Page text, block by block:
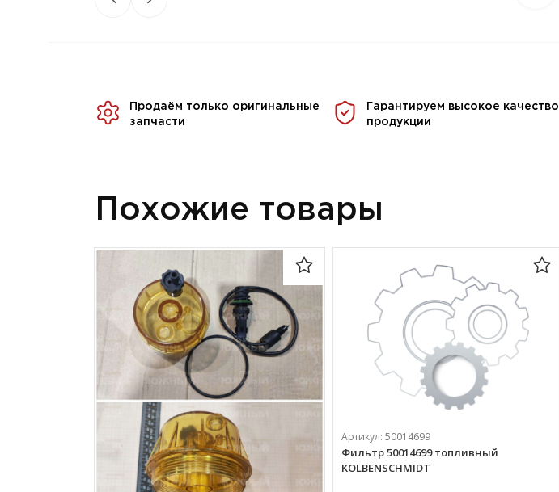
Продаём только оригинальные
запчасти
Гарантируем высокое качество
продукции
Похожие товары
Артикул: 50014699
Фильтр 50014699 топливный
KOLBENSCHMIDT